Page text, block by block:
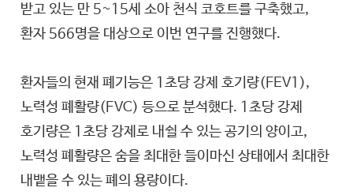
받고 있는 만 5~15세 소아 천식 코호트를 구축했고,
환자 566명을 대상으로 이번 연구를 진행했다.
환자들의 현재 폐기능은 1초당 강제 호기량(FEV1),
노력성 폐활량(FVC) 등으로 분석했다. 1초당 강제
호기량은 1초당 강제로 내쉴 수 있는 공기의 양이고,
노력성 폐활량은 숨을 최대한 들이마신 상태에서 최대한
내뱉을 수 있는 폐의 용량이다.